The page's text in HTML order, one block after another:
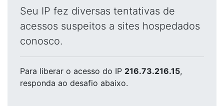
Seu IP fez diversas tentativas de
acessos suspeitos a sites hospedados
conosco.
Para liberar o acesso do IP 216.73.216.15,
responda ao desafio abaixo.